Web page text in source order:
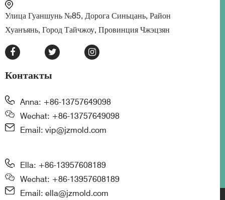
Улица Гуаншунь №85, Дорога Синьцань, Район
Хуанъянь, Город Тайчжоу, Провинция Чжэцзян
Контакты
Anna: +86-13757649098
Wechat: +86-13757649098
Email: vip@jzmold.com
Ella: +86-13957608189
Wechat: +86-13957608189
Email: ella@jzmold.com